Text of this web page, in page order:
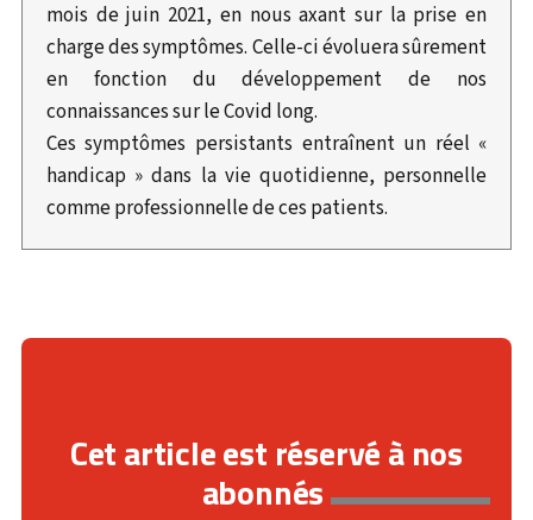
mois de juin 2021, en nous axant sur la prise en
charge des symptômes. Celle-ci évoluera sûrement
en fonction du développement de nos
connaissances sur le Covid long.
Ces symptômes persistants entraînent un réel «
handicap » dans la vie quotidienne, personnelle
comme professionnelle de ces patients.
Cet article est réservé à nos
abonnés